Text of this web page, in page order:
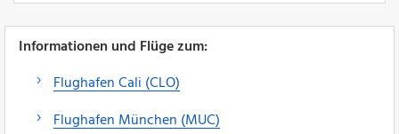
Informationen und Flüge zum:
Flughafen Cali (CLO)
Flughafen München (MUC)